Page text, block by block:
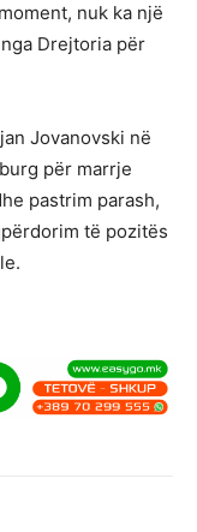
nuk ka një
Drejtoria për
Jovanovski në
për marrje
pastrim parash,
të pozitës